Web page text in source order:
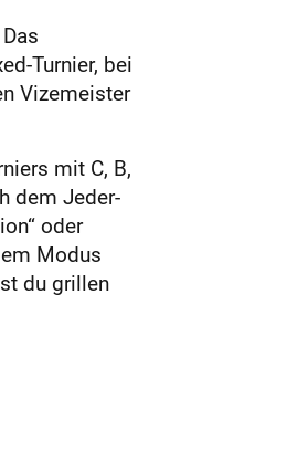
Turnier, bei
Vizemeister
mit C, B,
dem Jeder-
oder
Modus
du grillen